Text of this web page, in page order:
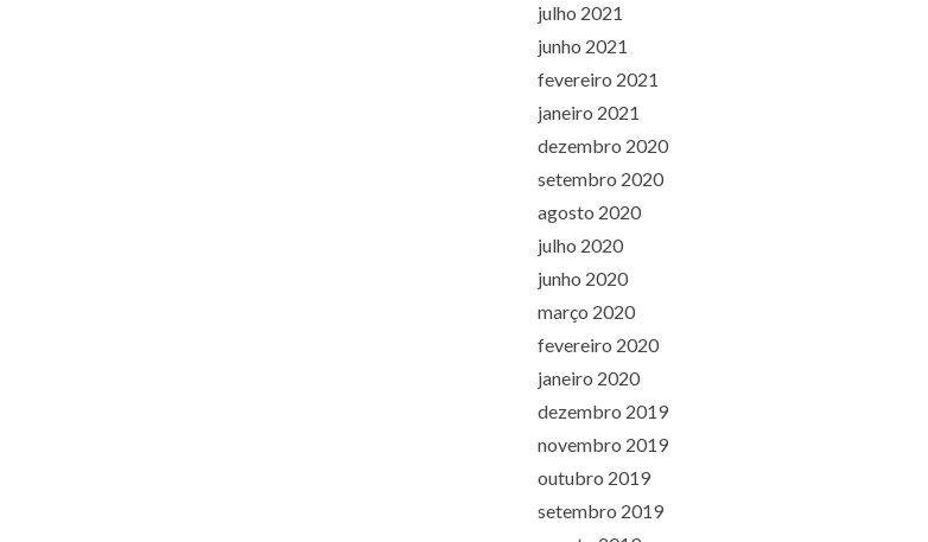
julho 2021
junho 2021
fevereiro 2021
janeiro 2021
dezembro 2020
setembro 2020
agosto 2020
julho 2020
junho 2020
março 2020
fevereiro 2020
janeiro 2020
dezembro 2019
novembro 2019
outubro 2019
setembro 2019